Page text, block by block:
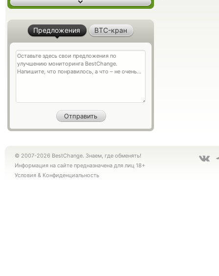
Предложения BTC-кран
© 2007-2026 BestChange. Знаем, где обменять!
Информация на сайте предназначена для лиц 18+
Условия & Конфиденциальность